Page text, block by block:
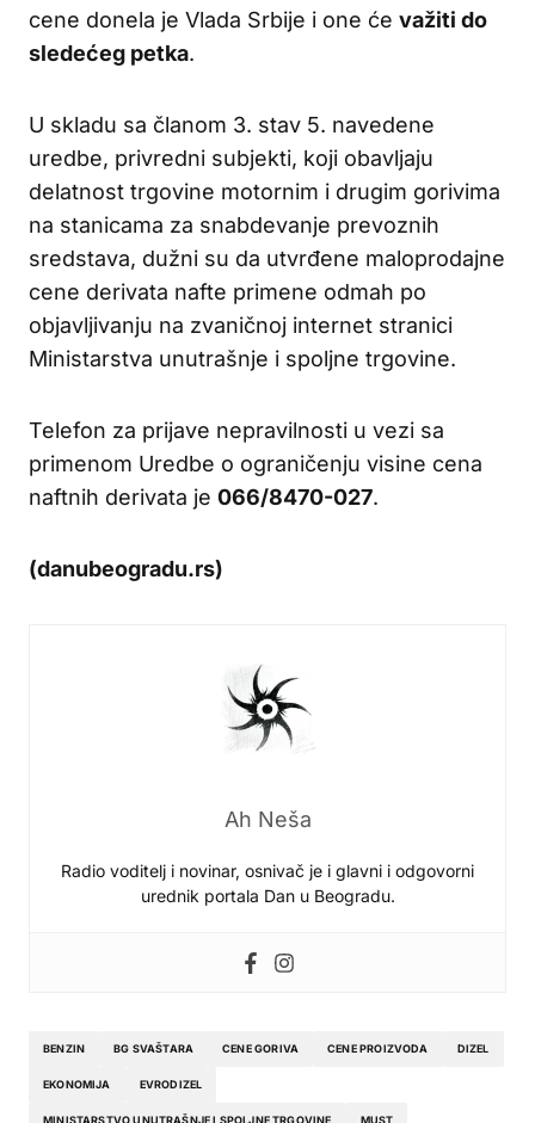
cene donela je Vlada Srbije i one će važiti do
sledećeg petka.
U skladu sa članom 3. stav 5. navedene
uredbe, privredni subjekti, koji obavljaju
delatnost trgovine motornim i drugim gorivima
na stanicama za snabdevanje prevoznih
sredstava, dužni su da utvrđene maloprodajne
cene derivata nafte primene odmah po
objavljivanju na zvaničnoj internet stranici
Ministarstva unutrašnje i spoljne trgovine.
Telefon za prijave nepravilnosti u vezi sa
primenom Uredbe o ograničenju visine cena
naftnih derivata je 066/8470-027.
(danubeogradu.rs)
Ah Neša
Radio voditelj i novinar, osnivač je i glavni i odgovorni
urednik portala Dan u Beogradu.
BENZIN BG SVAŠTARA CENE GORIVA CENE PROIZVODA DIZEL
EKONOMIJA EVRODIZEL